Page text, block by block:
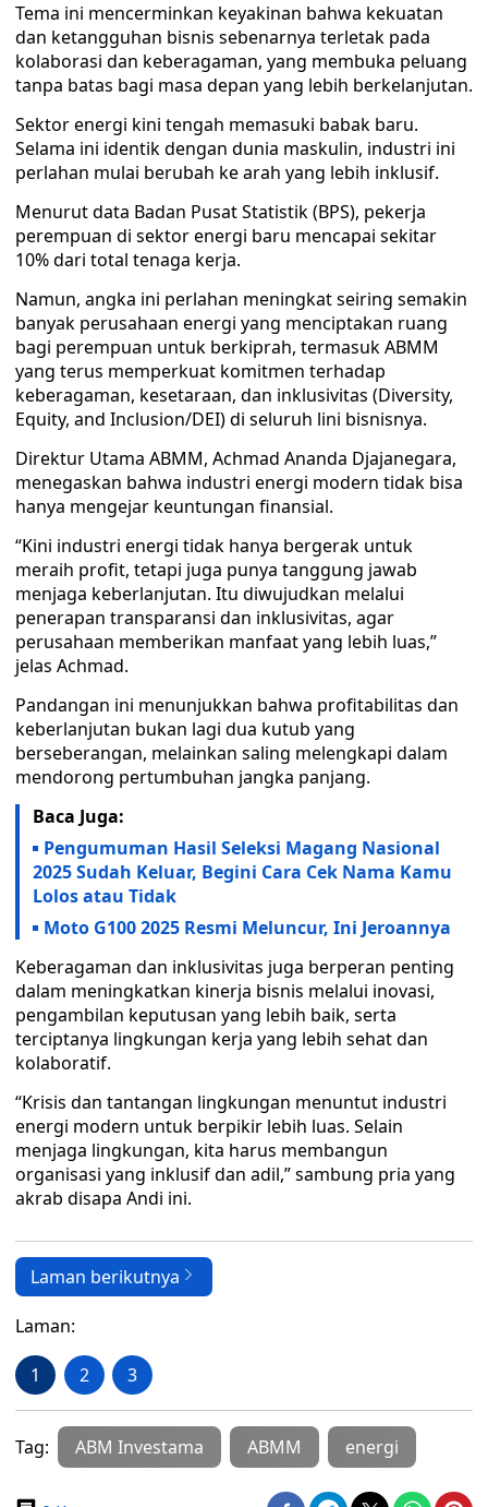
Tema ini mencerminkan keyakinan bahwa kekuatan
dan ketangguhan bisnis sebenarnya terletak pada
kolaborasi dan keberagaman, yang membuka peluang
tanpa batas bagi masa depan yang lebih berkelanjutan.
Sektor energi kini tengah memasuki babak baru.
Selama ini identik dengan dunia maskulin, industri ini
perlahan mulai berubah ke arah yang lebih inklusif.
Menurut data Badan Pusat Statistik (BPS), pekerja
perempuan di sektor energi baru mencapai sekitar
10% dari total tenaga kerja.
Namun, angka ini perlahan meningkat seiring semakin
banyak perusahaan energi yang menciptakan ruang
bagi perempuan untuk berkiprah, termasuk ABMM
yang terus memperkuat komitmen terhadap
keberagaman, kesetaraan, dan inklusivitas (Diversity,
Equity, and Inclusion/DEI) di seluruh lini bisnisnya.
Direktur Utama ABMM, Achmad Ananda Djajanegara,
menegaskan bahwa industri energi modern tidak bisa
hanya mengejar keuntungan finansial.
“Kini industri energi tidak hanya bergerak untuk
meraih profit, tetapi juga punya tanggung jawab
menjaga keberlanjutan. Itu diwujudkan melalui
penerapan transparansi dan inklusivitas, agar
perusahaan memberikan manfaat yang lebih luas,”
jelas Achmad.
Pandangan ini menunjukkan bahwa profitabilitas dan
keberlanjutan bukan lagi dua kutub yang
berseberangan, melainkan saling melengkapi dalam
mendorong pertumbuhan jangka panjang.
Baca Juga:
Pengumuman Hasil Seleksi Magang Nasional
2025 Sudah Keluar, Begini Cara Cek Nama Kamu
Lolos atau Tidak
Moto G100 2025 Resmi Meluncur, Ini Jeroannya
Keberagaman dan inklusivitas juga berperan penting
dalam meningkatkan kinerja bisnis melalui inovasi,
pengambilan keputusan yang lebih baik, serta
terciptanya lingkungan kerja yang lebih sehat dan
kolaboratif.
“Krisis dan tantangan lingkungan menuntut industri
energi modern untuk berpikir lebih luas. Selain
menjaga lingkungan, kita harus membangun
organisasi yang inklusif dan adil,” sambung pria yang
akrab disapa Andi ini.
Laman berikutnya
Laman:
1 2 3
Tag: ABM Investama ABMM energi